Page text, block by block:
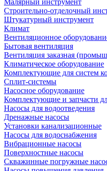
Малярный инструмент
Строительно-отделочный
Штукатурный инструмент
Климат
Вентиляционное
Бытовая вентиляция
Вентиляция заказная
Климатическое оборудование
Комплектующие для систем
Сплит-системы
Насосное оборудование
Комплектующие и запчасти
Насосы для водоотведения
Дренажные насосы
Установки канализационные
Насосы для водоснабжения
Вибрационные насосы
Поверхностные насосы
Скважинные погружные